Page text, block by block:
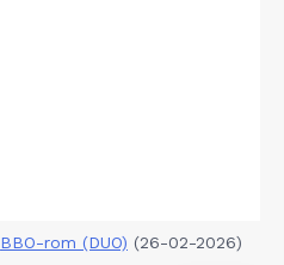
BBO-rom (DUO) (26-02-2026)